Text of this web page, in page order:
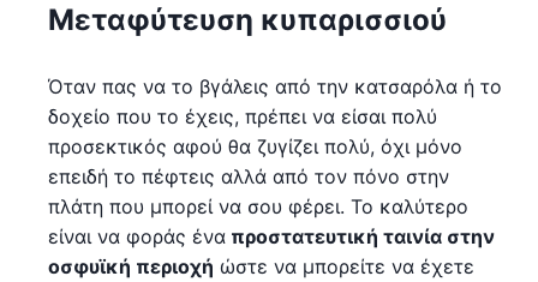
Μεταφύτευση κυπαρισσιού
Όταν πας να το βγάλεις από την κατσαρόλα ή το
δοχείο που το έχεις, πρέπει να είσαι πολύ
προσεκτικός αφού θα ζυγίζει πολύ, όχι μόνο
επειδή το πέφτεις αλλά από τον πόνο στην
πλάτη που μπορεί να σου φέρει. Το καλύτερο
είναι να φοράς ένα προστατευτική ταινία στην
οσφυϊκή περιοχή ώστε να μπορείτε να έχετε